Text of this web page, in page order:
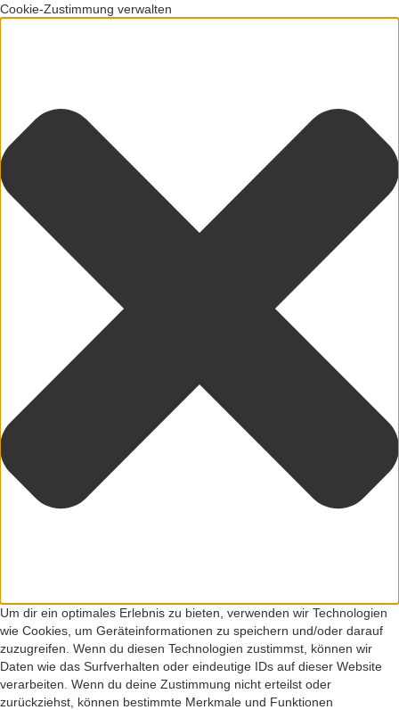
Cookie-Zustimmung verwalten
Um dir ein optimales Erlebnis zu bieten, verwenden wir Technologien
wie Cookies, um Geräteinformationen zu speichern und/oder darauf
zuzugreifen. Wenn du diesen Technologien zustimmst, können wir
Daten wie das Surfverhalten oder eindeutige IDs auf dieser Website
verarbeiten. Wenn du deine Zustimmung nicht erteilst oder
zurückziehst, können bestimmte Merkmale und Funktionen